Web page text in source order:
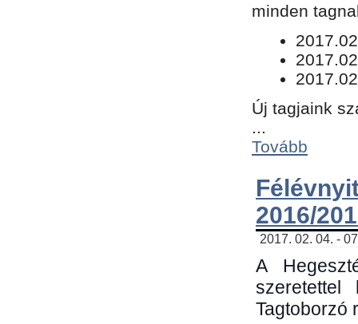
minden
Új tagjaink
...
Tovább
2016/
2017. 02. 04. -
A
Tagtoborzó